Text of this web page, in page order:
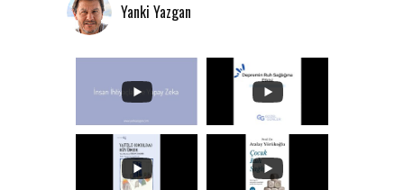
Yanki Yazgan